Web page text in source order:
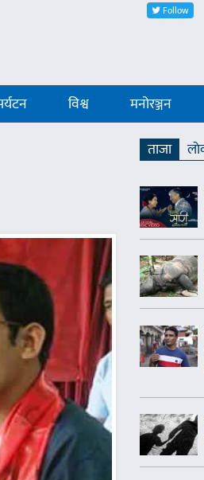
Follow
विश्व मनोरञ्जन
ताजा